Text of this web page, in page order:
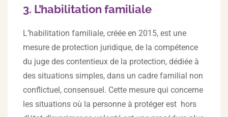
3. L’habilitation familiale
L’habilitation familiale, créée en 2015, est une
mesure de protection juridique, de la compétence
du juge des contentieux de la protection, dédiée à
des situations simples, dans un cadre familial non
conflictuel, consensuel. Cette mesure qui concerne
les situations où la personne à protéger est hors